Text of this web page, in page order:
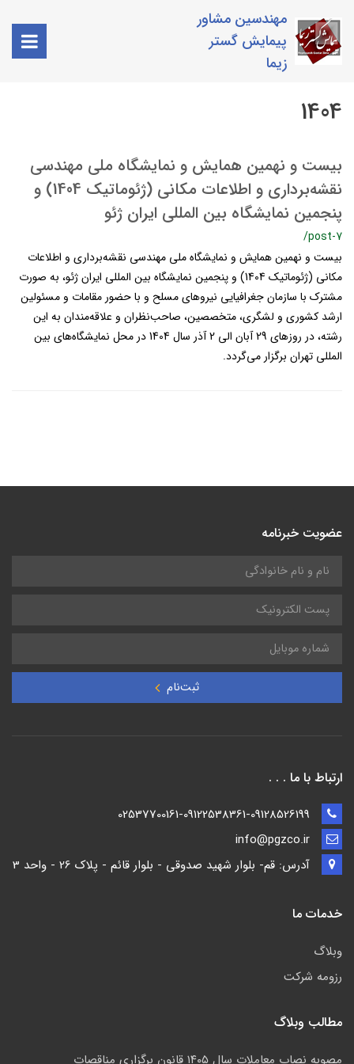
مهندسین مشاور
پیمایش گستر
زیما
1404
بیست و نهمین همایش و نمایشگاه ملی مهندسی
نقشه‌برداری و اطلاعات مکانی (ژئوماتیک 1404) و
پنجمین نمایشگاه بین المللی ایران ژئو
/post-7
بیست و نهمین همایش و نمایشگاه ملی مهندسی نقشه‌برداری و اطلاعات
مکانی (ژئوماتیک 1404) و پنجمین نمایشگاه بین المللی ایران ژئو، به صورت
مشترک با سازمان جغرافیایی نیروهای مسلح و با حضور مقامات و مسئولین
ارشد کشوری و لشگری، متخصصین، صاحب‌نظران و علاقه‌مندان به این
رشته، در روزهای 29 آبان الی 2 آذر سال 1404 در محل نمایشگاه‌های بین
المللی تهران برگزار می‌گردد.
عضویت خبرنامه
ثبت‌نام
ارتباط با ما . . .
آدرس: قم- بلوار شهید صدوقی - بلوار قائم - پلاک 26 - واحد 3
خدمات ما
وبلاگ
رزومه شرکت
مطالب وبلاگ
مصوبه نصاب معاملات سال ۱۴۰۵ قانون برگزاری مناقصات